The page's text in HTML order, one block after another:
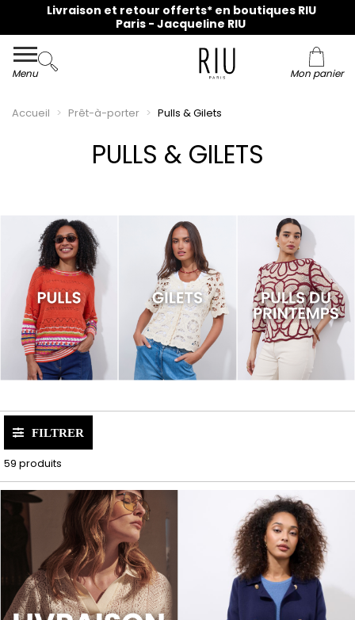
Menu Mon panier
Accueil Prêt-à-porter Pulls & Gilets
PULLS & GILETS
FILTRER
59 produits